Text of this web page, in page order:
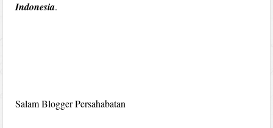
Indonesia.
Salam Blogger Persahabatan